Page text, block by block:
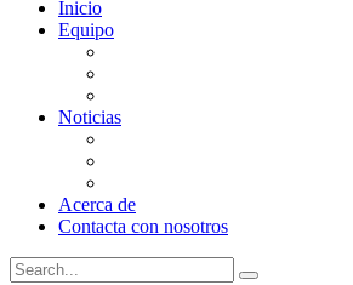
Inicio
Equipo
Noticias
Acerca de
Contacta con nosotros